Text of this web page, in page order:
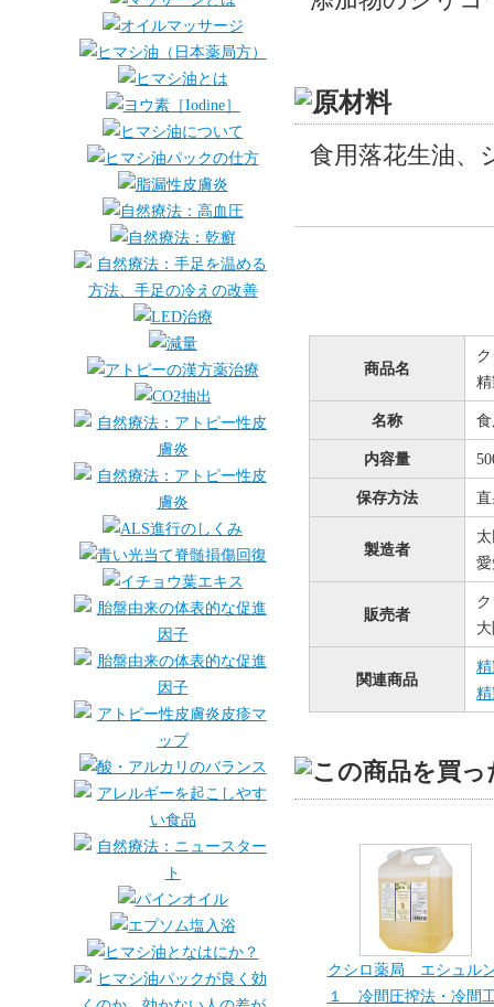
食用落花生油、
商品名
名称
内容量
保存方法
製造者
販売者
関連商品
クシロ薬局 エシュル
１ 冷間圧搾法・冷間